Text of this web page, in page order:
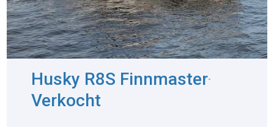
Husky R8S Finnmaster-
Verkocht